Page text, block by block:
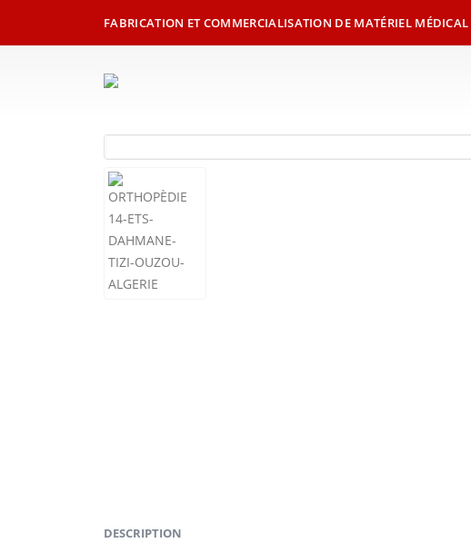
FABRICATION ET COMMERCIALISATION DE MATÉRIEL
DESCRIPTION